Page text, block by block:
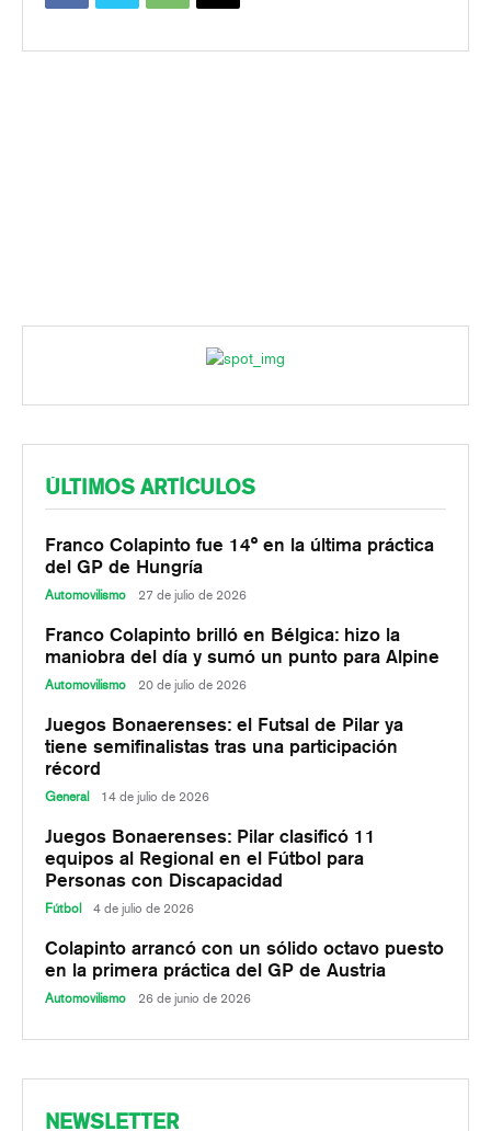
ÚLTIMOS ARTÍCULOS
Franco Colapinto fue 14° en la última práctica
del GP de Hungría
Automovilismo 27 de julio de 2026
Franco Colapinto brilló en Bélgica: hizo la
maniobra del día y sumó un punto para Alpine
Automovilismo 20 de julio de 2026
Juegos Bonaerenses: el Futsal de Pilar ya
tiene semifinalistas tras una participación
récord
General 14 de julio de 2026
Juegos Bonaerenses: Pilar clasificó 11
equipos al Regional en el Fútbol para
Personas con Discapacidad
Fútbol 4 de julio de 2026
Colapinto arrancó con un sólido octavo puesto
en la primera práctica del GP de Austria
Automovilismo 26 de junio de 2026
NEWSLETTER